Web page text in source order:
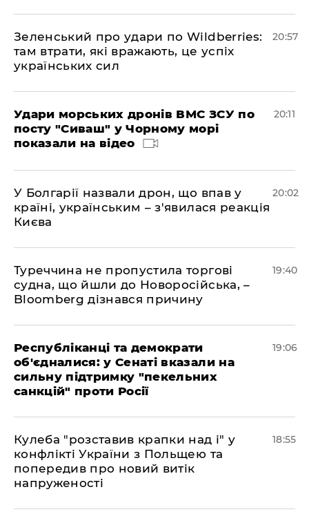
Зеленський про удари по Wildberries:
там втрати, які вражають, це успіх
українських сил
20:57
Удари морських дронів ВМС ЗСУ по
посту "Сиваш" у Чорному морі
показали на відео
20:11
У Болгарії назвали дрон, що впав у
країні, українським – з'явилася реакція
Києва
20:02
Туреччина не пропустила торгові
судна, що йшли до Новоросійська, –
Bloomberg дізнався причину
19:40
Республіканці та демократи
об'єдналися: у Сенаті вказали на
сильну підтримку "пекельних
санкцій" проти Росії
19:06
Кулеба "розставив крапки над і" у
конфлікті України з Польщею та
попередив про новий витік
напруженості
18:55